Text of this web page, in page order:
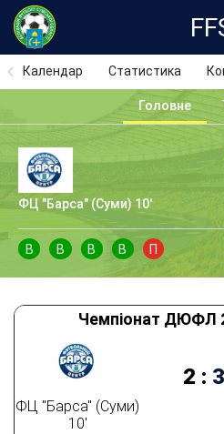
Календар Статистика
Головне
ФЦ "Барса" (Суми) 10'
В В В В П
Чемпіонат ДЮФЛ
ФЦ "Барса" (Суми)
10'
2 : 3